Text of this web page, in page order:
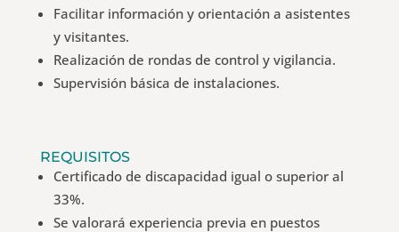
Facilitar información y orientación a asistentes
y visitantes.
Realización de rondas de control y vigilancia.
Supervisión básica de instalaciones.
REQUISITOS
Certificado de discapacidad igual o superior al
33%.
Se valorará experiencia previa en puestos